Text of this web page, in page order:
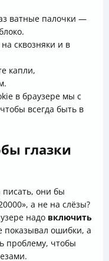
ватные палочки —
сквозняки и в
капли,
в браузере мы с
всегда быть в
глазки
они бы
а не на слёзы?
надо включить
показывал ошибки, а
проблему, чтобы